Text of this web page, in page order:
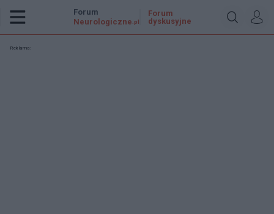
Forum
Neurologiczne .pl
Forum
dyskusyjne
Reklama: